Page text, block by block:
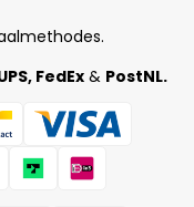
FedEx& PostNL.